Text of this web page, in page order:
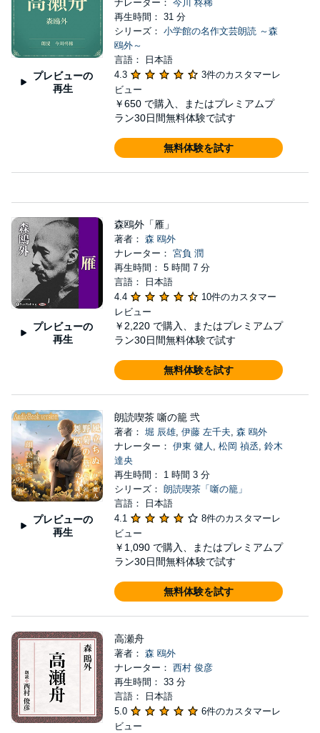
プレビューの
再生
ナレーター： 今川 柊稀
再生時間： 31 分
シリーズ： 小学館の名作文芸朗読 ～森
鴎外～
言語： 日本語
4.3
3件のカスタマーレ
ビュー
￥650 で購入、またはプレミアムプ
ラン30日間無料体験で試す
無料体験を試す
プレビューの
再生
森鴎外「雁」
著者： 森 鴎外
ナレーター： 宮負 潤
再生時間： 5 時間 7 分
言語： 日本語
4.4
10件のカスタマー
レビュー
￥2,220 で購入、またはプレミアムプ
ラン30日間無料体験で試す
無料体験を試す
プレビューの
再生
朗読喫茶 噺の籠 弐
著者： 堀 辰雄, 伊藤 左千夫 森 鴎外
ナレーター： 伊東 健人 松岡 禎丞, 鈴木
達央
再生時間： 1 時間 3 分
シリーズ： 朗読喫茶「噺の籠」
言語： 日本語
4.1
8件のカスタマーレ
ビュー
￥1,090 で購入、またはプレミアムプ
ラン30日間無料体験で試す
無料体験を試す
高瀬舟
著者： 森 鴎外
ナレーター： 西村 俊彦
再生時間： 33 分
言語： 日本語
5.0
6件のカスタマーレ
ビュー